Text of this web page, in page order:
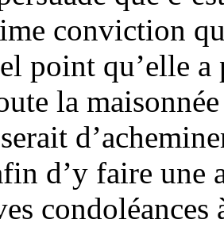
conviction
point qu’elle
la
d’y faire une